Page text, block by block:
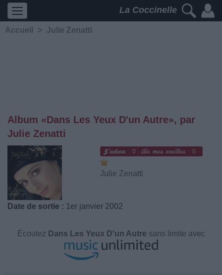
La Coccinelle
Accueil > Julie Zenatti
Album «Dans Les Yeux D'un Autre», par
Julie Zenatti
0 0
Julie Zenatti
Date de sortie : 1er janvier 2002
Écoutez Dans Les Yeux D'un Autre sans limite avec